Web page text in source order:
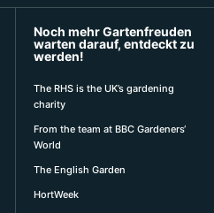
Noch mehr Gartenfreuden
warten darauf, entdeckt zu
werden!
The RHS is the UK’s gardening
charity
From the team at BBC Gardeners‘
World
The English Garden
HortWeek